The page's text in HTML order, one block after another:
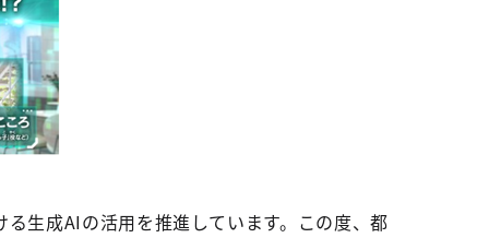
生成AIの活用を推進しています。この度、都